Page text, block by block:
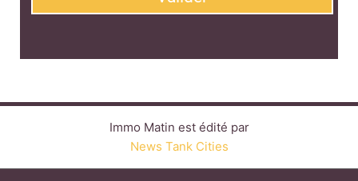
QUI SOMMES-NOUS ?
LINKEDINTWITTERFACEBOOK
YOUTUBE